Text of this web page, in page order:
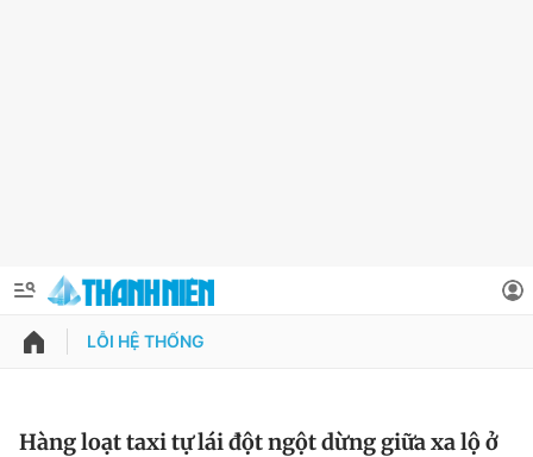
QUẢNG CÁO
Thông tin tài khoản
LỖI HỆ THỐNG
Hàng loạt taxi tự lái đột ngột dừng giữa xa lộ ở